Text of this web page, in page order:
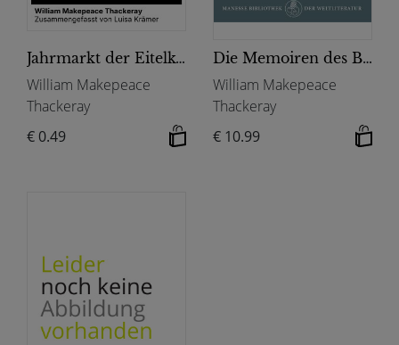
Jahrmarkt der Eitelkeit (Zusammengefasste Ausgabe)
William Makepeace
Thackeray
€ 0.49
Die Memoiren des Barry Lyndon
William Makepeace
Thackeray
€ 10.99